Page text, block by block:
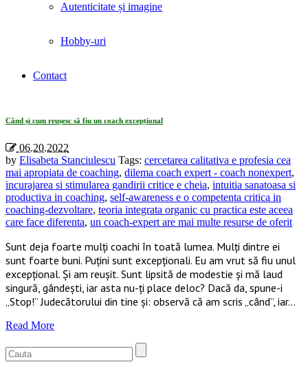
Autenticitate și imagine
Hobby-uri
Contact
Când și cum reușesc să fiu un coach excepțional
06.20.2022
by Elisabeta Stanciulescu Tags: cercetarea calitativa e profesia cea
mai apropiata de coaching, dilema coach expert - coach nonexpert,
incurajarea si stimularea gandirii critice e cheia, intuitia sanatoasa si
productiva in coaching, self-awareness e o competenta critica in
coaching-dezvoltare, teoria integrata organic cu practica este aceea
care face diferenta, un coach-expert are mai multe resurse de oferit
Sunt deja foarte mulți coachi în toată lumea. Mulți dintre ei
sunt foarte buni. Puțini sunt excepționali. Eu am vrut să fiu unul
excepțional. Și am reușit. Sunt lipsită de modestie și mă laud
singură, gândești, iar asta nu-ți place deloc? Dacă da, spune-i
„Stop!” Judecătorului din tine și: observă că am scris „când”, iar…
Read More